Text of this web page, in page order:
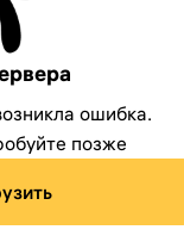
ошибка.
позже